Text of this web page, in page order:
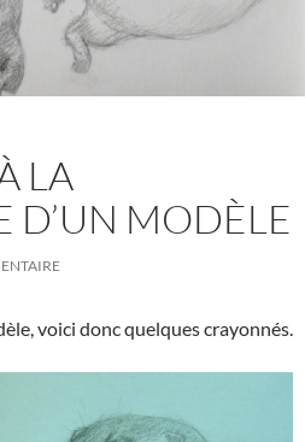
LA
D’UN MODÈLE
voici donc quelques crayonnés.